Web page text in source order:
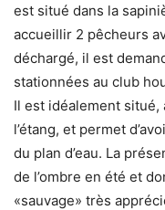
est situé dans la
accueillir 2 pêcheurs
déchargé, il est
stationnées au club
Il est idéalement
l’étang, et permet
du plan d’eau. La
de l’ombre en été et
«sauvage» très